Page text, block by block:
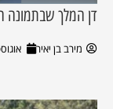
דן המלך שבתמונה
מירב בן יאיר אוגוסט 4,